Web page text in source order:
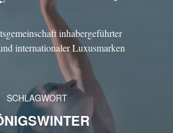
inhabergeführter
internationaler Luxusmarken
SCHLAGWORT